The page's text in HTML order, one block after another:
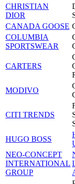
CHRISTIAN
DIOR
CANADA GOOSE
COLUMBIA
SPORTSWEAR
CARTERS
MODIVO
CITI TRENDS
HUGO BOSS
NEO-CONCEPT
INTERNATIONAL
GROUP